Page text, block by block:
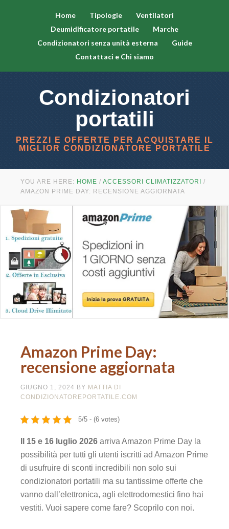
Home Tipologie
Ventilatori
Deumidificatore portatile
Marche
Condizionatori senza unità esterna
Guide
Contattaci e Chi siamo
Condizionatori
portatili
PREZZI E OFFERTE PER ACQUISTARE IL
MIGLIOR CONDIZIONATORE PORTATILE
YOU ARE HERE: HOME / ACCESSORI CLIMATIZZATORI
/
AMAZON PRIME DAY: RECENSIONE AGGIORNATA
Amazon Prime Day:
recensione aggiornata
GIUGNO 1, 2024 BY MATTIA DI
CONDIZIONATOREPORTATILE.COM
5/5 - (6 votes)
Il 15 e 16 luglio 2026 arriva Amazon Prime Day la
possibilità per tutti gli utenti iscritti ad Amazon Prime
di usufruire di sconti incredibili non solo sui
condizionatori portatili ma su tantissime offerte che
vanno dall’elettronica, agli elettrodomestici fino hai
vestiti. Vuoi sapere come fare? Scoprilo con noi.